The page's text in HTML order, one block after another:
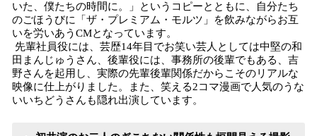
いた、僕たちの時間に。」というコピーとともに、自分たち
のごほうびに「ザ・プレミアム・モルツ」を飲みながらお互
いを労いあうCMとなっています。
先輩社員役には、芸歴14年目でお笑い芸人としては中堅の和
田まんじゅうさん、後輩役には、事務所の後輩でもある、吉
野さんを起用し、実際の先輩後輩関係だからこそのリアルな
映像に仕上がりました。また、笑える2コマ漫画で人気のうな
いいちどうさんも隠れ出演しています。